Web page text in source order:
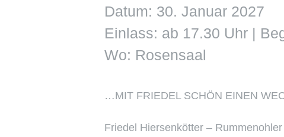
Datum: 30. Januar 2027
Einlass: ab 17.30 Uhr |
Wo: Rosensaal
…MIT FRIEDEL SCHÖN EINEN
Friedel Hiersenkötter –